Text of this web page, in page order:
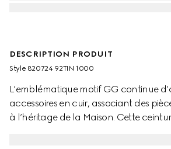
DESCRIPTION PRODUIT
Style ‎820724 92TIN 1000
L’emblématique motif GG continue
accessoires en cuir, associant des
à l’héritage de la Maison. Cette